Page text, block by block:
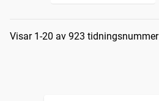
Sökresultat
Visar 1-20 av 923 tidningsnummer